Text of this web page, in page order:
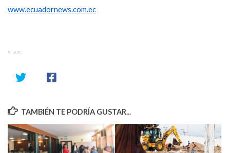
www.ecuadornews.com.ec
SHARE
TAMBIÉN TE PODRÍA GUSTAR...